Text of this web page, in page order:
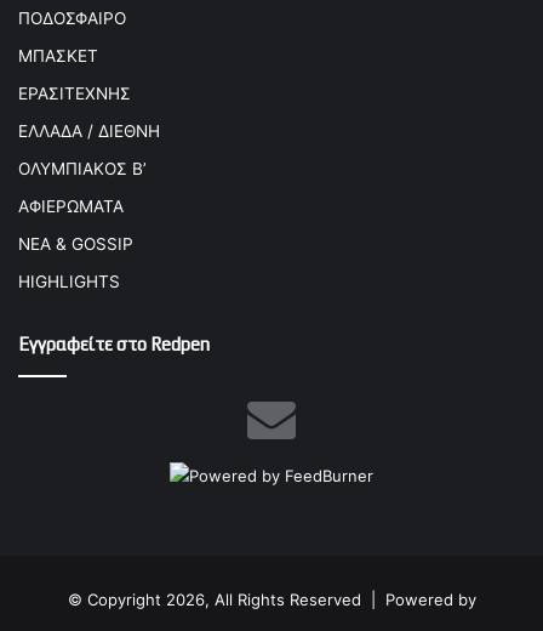
ΠΟΔΟΣΦΑΙΡΟ
ΜΠΑΣΚΕΤ
ΕΡΑΣΙΤΕΧΝΗΣ
ΕΛΛΑΔΑ / ΔΙΕΘΝΗ
ΟΛΥΜΠΙΑΚΟΣ Β’
ΑΦΙΕΡΩΜΑΤΑ
ΝΕΑ & GOSSIP
HIGHLIGHTS
Εγγραφείτε στο Redpen
© Copyright 2026, All Rights Reserved | Powered by